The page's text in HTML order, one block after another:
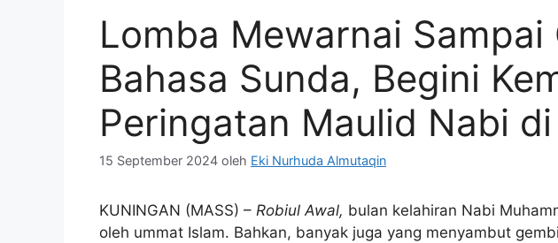
Lomba Mewarnai Sampai
Bahasa Sunda, Begini
Peringatan Maulid Nabi
15 September 2024 oleh Eki Nurhuda Almutaqin
KUNINGAN (MASS) – Robiul Awal, bulan kelahiran Nabi
oleh ummat Islam. Bahkan, banyak juga yang menyambut